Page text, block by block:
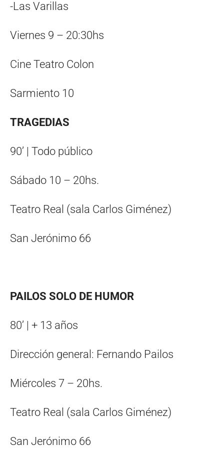
-Las Varillas
Viernes 9 – 20:30hs
Cine Teatro Colon
Sarmiento 10
TRAGEDIAS
90’ | Todo público
Sábado 10 – 20hs.
Teatro Real (sala Carlos Giménez)
San Jerónimo 66
PAILOS SOLO DE HUMOR
80’ | + 13 años
Dirección general: Fernando Pailos
Miércoles 7 – 20hs.
Teatro Real (sala Carlos Giménez)
San Jerónimo 66